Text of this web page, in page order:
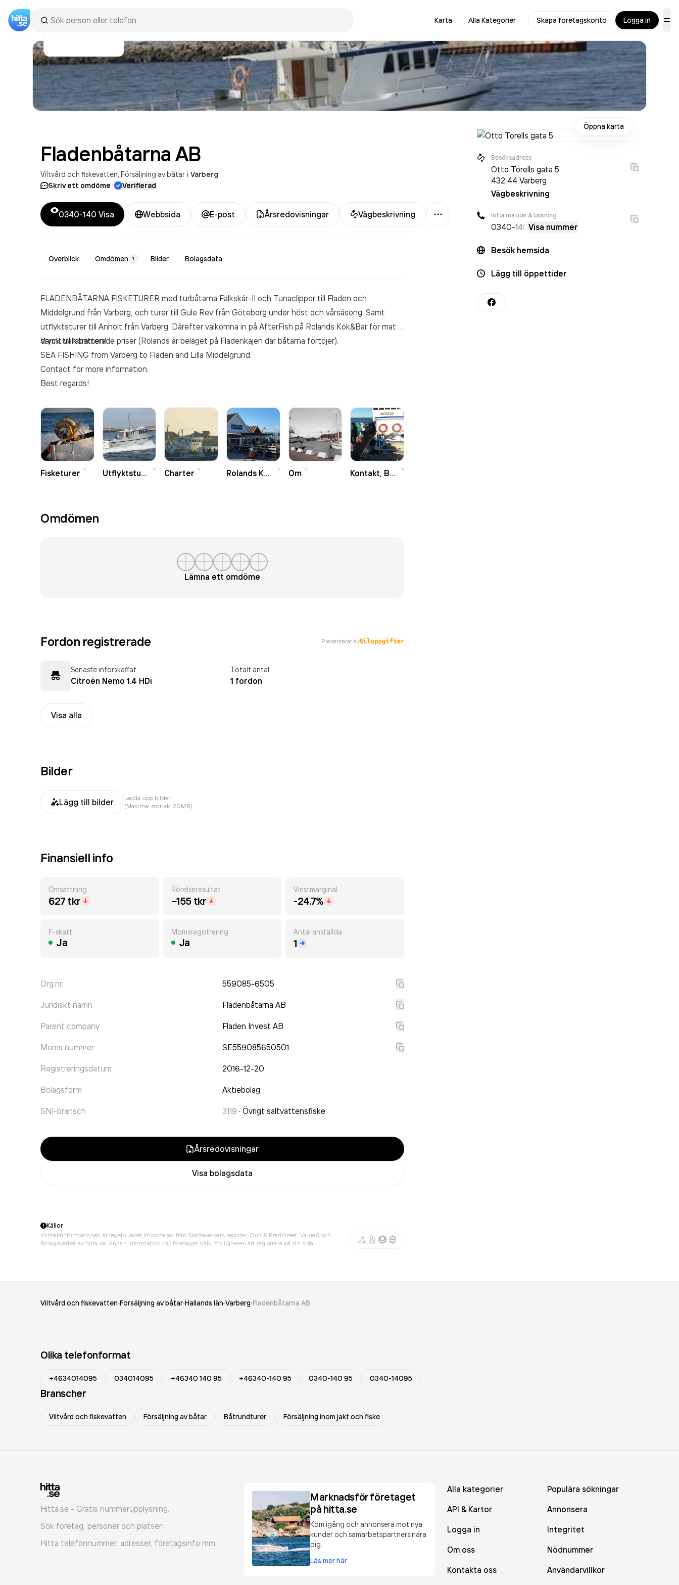
Karta Alla Kategorier Skapa företagskonto Logga in
Fladenbåtarna AB
Viltvård och fiskevatten Försäljning av båtar i Varberg
Skriv ett omdöme· Verifierad
0340-140 Visa Webbsida E-post Årsredovisningar Vägbeskrivning
Mer
Överblick Omdömen 1 Bilder Bolagsdata
FLADENBÅTARNA FISKETURER med turbåtarna Falkskär-II och Tunaclipper till Fladen och
Middelgrund från Varberg, och turer till Gule Rev från Göteborg under höst och vårsäsong. Samt
utflyktsturer till Anholt från Varberg. Därefter välkomna in på AfterFish på Rolands Kök&Bar för mat &
dryck till rabatterade priser (Rolands är beläget på Fladenkajen där båtarna förtöjer).
Varmt välkommen!
SEA FISHING from Varberg to Fladen and Lilla Middelgrund.
Contact for more information.
Best regards!
Fisketurer Utflyktsturer Charter Rolands Kök & Bar Om Kontakt, Bokning
Omdömen
Lämna ett omdöme
Fordon registrerade Presenterat av
Senaste införskaffat
Citroën Nemo 1.4 HDi
Totalt antal
1 fordon
Visa alla
Bilder
Lägg till bilder
Ladda upp bilder
(Maximal storlek: 20MB)
Finansiell info
Omsättning
627 tkr
Rörelseresultat
−155 tkr
Vinstmarginal
-24.7%
F-skatt
Ja
Momsregistrering
Ja
Antal anställda
1
Org.nr. 559085-6505
Juridiskt namn Fladenbåtarna AB
Parent company Fladen Invest AB
Moms nummer SE559085650501
Registreringsdatum 2016-12-20
Bolagsform Aktiebolag
SNI-bransch 3119 · Övrigt saltvattensfiske
Årsredovisningar
Visa bolagsdata
Öppna karta
Besöksadress
Otto Torells gata 5
432 44 Varberg
Vägbeskrivning
Information & bokning
0340-140Visa nummer
Besök hemsida
Lägg till öppettider
Källor
Kontaktinformationen är regelbundet importerad från Skatteverkets register, Dun & Bradstreet, Value8 och
Bolagsverket av hitta.se. Annan information har företaget själv möjligheten att registrera på sin sida.
Viltvård och fiskevatten Försäljning av båtar Hallands län Varberg Fladenbåtarna AB
Olika telefonformat
+4634014095 034014095 +46340 140 95 +46340-140 95 0340-140 95 0340-14095
Branscher
Viltvård och fiskevatten Försäljning av båtar Båtrundturer Försäljning inom jakt och fiske
Hitta.se - Gratis nummerupplysning.
Sök företag, personer och platser.
Hitta telefonnummer, adresser, företagsinfo mm.
Marknadsför företaget
på hitta.se
Kom igång och annonsera mot nya
kunder och samarbetspartners nära
dig.
Läs mer här
Alla kategorier
Populära sökningar
API & Kartor
Annonsera
Logga in
Integritet
Om oss
Nödnummer
Kontakta oss
Användarvillkor